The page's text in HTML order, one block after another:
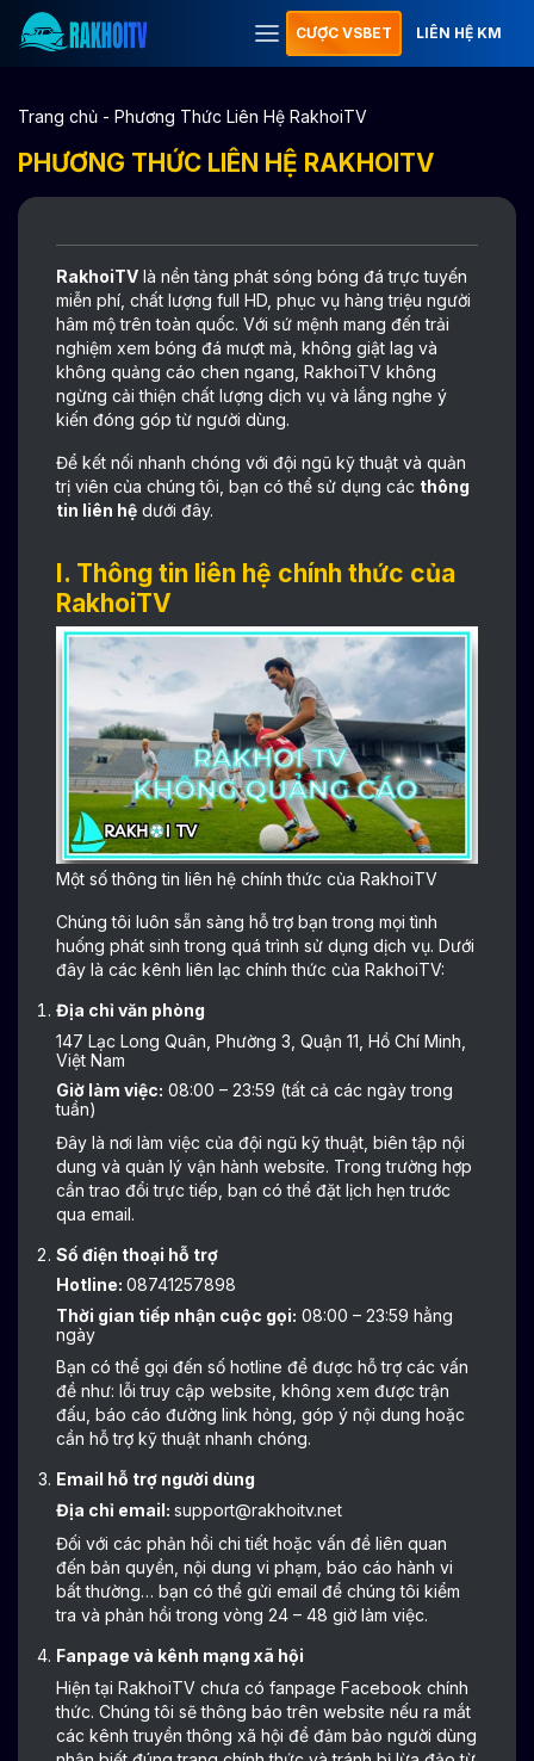
CƯỢC VSBET LIÊN HỆ KM
Trang chủ - Phương Thức Liên Hệ RakhoiTV
PHƯƠNG THỨC LIÊN HỆ RAKHOITV
RakhoiTV là nền tảng phát sóng bóng đá trực tuyến
miễn phí, chất lượng full HD, phục vụ hàng triệu người
hâm mộ trên toàn quốc. Với sứ mệnh mang đến trải
nghiệm xem bóng đá mượt mà, không giật lag và
không quảng cáo chen ngang, RakhoiTV không
ngừng cải thiện chất lượng dịch vụ và lắng nghe ý
kiến đóng góp từ người dùng.
Để kết nối nhanh chóng với đội ngũ kỹ thuật và quản
trị viên của chúng tôi, bạn có thể sử dụng các thông
tin liên hệ dưới đây.
I. Thông tin liên hệ chính thức của
RakhoiTV
Một số thông tin liên hệ chính thức của RakhoiTV
Chúng tôi luôn sẵn sàng hỗ trợ bạn trong mọi tình
huống phát sinh trong quá trình sử dụng dịch vụ. Dưới
đây là các kênh liên lạc chính thức của RakhoiTV:
Địa chỉ văn phòng
147 Lạc Long Quân, Phường 3, Quận 11, Hồ Chí Minh,
Việt Nam
Giờ làm việc: 08:00 – 23:59 (tất cả các ngày trong
tuần)
Đây là nơi làm việc của đội ngũ kỹ thuật, biên tập nội
dung và quản lý vận hành website. Trong trường hợp
cần trao đổi trực tiếp, bạn có thể đặt lịch hẹn trước
qua email.
Số điện thoại hỗ trợ
Hotline: 08741257898
Thời gian tiếp nhận cuộc gọi: 08:00 – 23:59 hằng
ngày
Bạn có thể gọi đến số hotline để được hỗ trợ các vấn
đề như: lỗi truy cập website, không xem được trận
đấu, báo cáo đường link hỏng, góp ý nội dung hoặc
cần hỗ trợ kỹ thuật nhanh chóng.
Email hỗ trợ người dùng
Địa chỉ email: support@rakhoitv.net
Đối với các phản hồi chi tiết hoặc vấn đề liên quan
đến bản quyền, nội dung vi phạm, báo cáo hành vi
bất thường… bạn có thể gửi email để chúng tôi kiểm
tra và phản hồi trong vòng 24 – 48 giờ làm việc.
Fanpage và kênh mạng xã hội
Hiện tại RakhoiTV chưa có fanpage Facebook chính
thức. Chúng tôi sẽ thông báo trên website nếu ra mắt
các kênh truyền thông xã hội để đảm bảo người dùng